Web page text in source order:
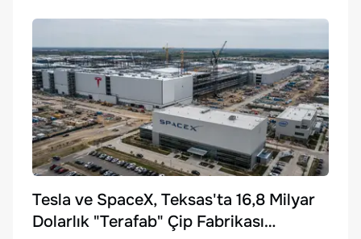
Tesla ve SpaceX, Teksas'ta 16,8 Milyar
Dolarlık "Terafab" Çip Fabrikası